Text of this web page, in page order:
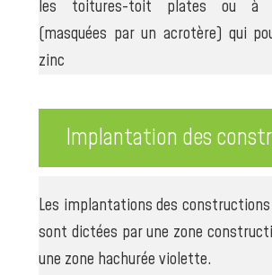
les toitures-toit plates ou à
(masquées par un acrotère) qui
zinc
Implantation des
Les implantations des
sont dictées par une zone
une zone hachurée violette.